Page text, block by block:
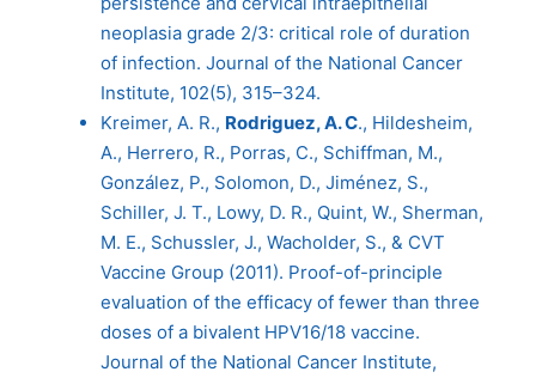
neoplasia grade 2/3: critical role of duration
of infection. Journal of the National Cancer
Institute, 102(5), 315–324.
Kreimer, A. R., Rodriguez, A. C., Hildesheim,
A., Herrero, R., Porras, C., Schiffman, M.,
González, P., Solomon, D., Jiménez, S.,
Schiller, J. T., Lowy, D. R., Quint, W., Sherman,
M. E., Schussler, J., Wacholder, S., & CVT
Vaccine Group (2011). Proof-of-principle
evaluation of the efficacy of fewer than three
doses of a bivalent HPV16/18 vaccine.
Journal of the National Cancer Institute,